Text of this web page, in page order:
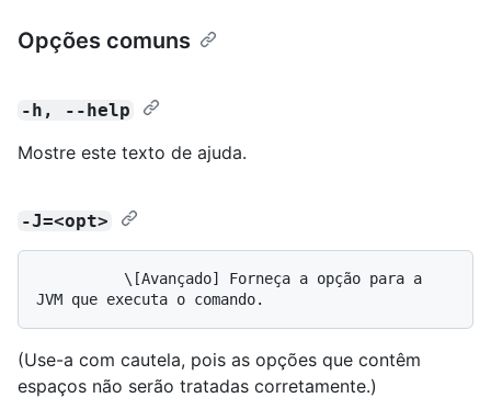
Opções comuns
-h, --help
Mostre este texto de ajuda.
-J=<opt>
(Use-a com cautela, pois as opções que contêm
espaços não serão tratadas corretamente.)